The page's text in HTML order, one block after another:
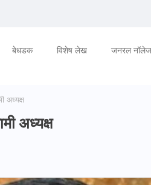
बेधडक विशेष लेख जनरल नॉलेज
अध्यक्ष
अध्यक्ष